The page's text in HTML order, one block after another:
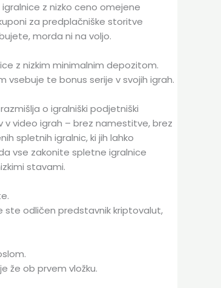
z nizko ceno omejene
za predplačniške storitve
morda ni na voljo.
z nizkim minimalnim depozitom.
te bonus serije v svojih igrah.
o igralniški podjetniški
v video igrah – brez namestitve, brez
spletnih igralnic, ki jih lahko
vse zakonite spletne igralnice
stavami.
ste odličen predstavnik kriptovalut,
že ob prvem vložku.